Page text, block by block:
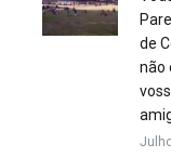
de
não